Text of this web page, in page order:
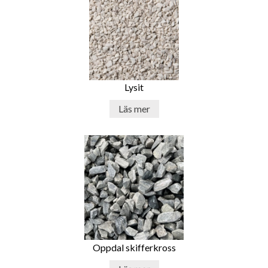
gör du inte bara ditt utrymme vackrare, utan också en
insats för att bevara vår planet för framtida generationer.
Sammanfattningsvis är dekorsten en fantastisk lösning för
att skapa en imponerande och elegant atmosfär i ditt hem,
trädgård eller företag. Med sin mångsidighet, hållbarhet
och designmöjligheter kommer dekorsten att överträffa
dina förväntningar och bli en central del av ditt utrymme.
Så ta steget och låt dekorstenen förvandla dina visioner till
och elegans i ditt liv.
Dekorsten: En mångsidig lösning för
trädgården
Oavsett vilket utrymme du vill förvandla, kan dekorsten
vara lösningen som tar det till nästa nivå. Låt oss titta
närmare på några specifika användningsområden där
dekorsten verkligen kan skina. I trädgården kan dekorsten
Lysit
Läs mer
Oppdal skifferkross